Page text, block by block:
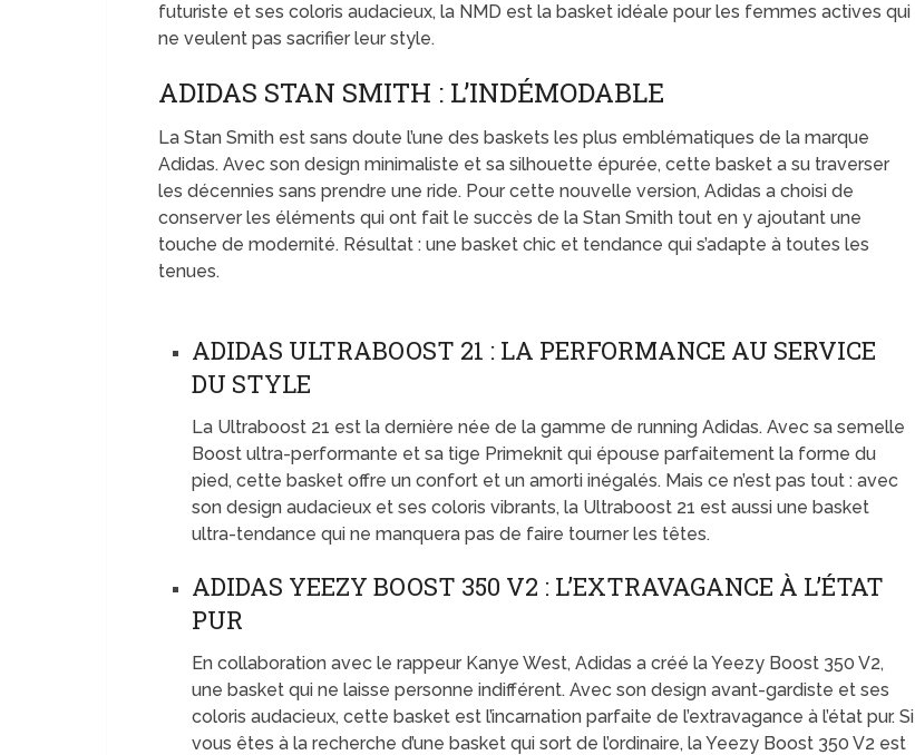
futuriste et ses coloris audacieux, la NMD est la basket idéale pour les femmes actives qui
ne veulent pas sacrifier leur style.
ADIDAS STAN SMITH : L’INDÉMODABLE
La Stan Smith est sans doute l’une des baskets les plus emblématiques de la marque
Adidas. Avec son design minimaliste et sa silhouette épurée, cette basket a su traverser
les décennies sans prendre une ride. Pour cette nouvelle version, Adidas a choisi de
conserver les éléments qui ont fait le succès de la Stan Smith tout en y ajoutant une
touche de modernité. Résultat : une basket chic et tendance qui s’adapte à toutes les
tenues.
ADIDAS ULTRABOOST 21 : LA PERFORMANCE AU SERVICE
DU STYLE
La Ultraboost 21 est la dernière née de la gamme de running Adidas. Avec sa semelle
Boost ultra-performante et sa tige Primeknit qui épouse parfaitement la forme du
pied, cette basket offre un confort et un amorti inégalés. Mais ce n’est pas tout : avec
son design audacieux et ses coloris vibrants, la Ultraboost 21 est aussi une basket
ultra-tendance qui ne manquera pas de faire tourner les têtes.
ADIDAS YEEZY BOOST 350 V2 : L’EXTRAVAGANCE À L’ÉTAT
PUR
En collaboration avec le rappeur Kanye West, Adidas a créé la Yeezy Boost 350 V2,
une basket qui ne laisse personne indifférent. Avec son design avant-gardiste et ses
coloris audacieux, cette basket est l’incarnation parfaite de l’extravagance à l’état pur. Si
vous êtes à la recherche d’une basket qui sort de l’ordinaire, la Yeezy Boost 350 V2 est